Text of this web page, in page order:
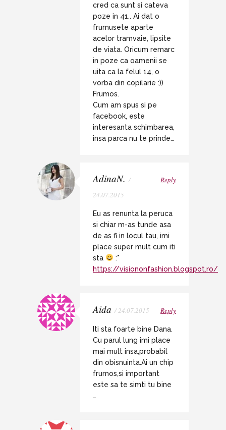
cred ca sunt si cateva
poze in 41.. Ai dat o
frumusete aparte
acelor tramvaie, lipsite
de viata. Oricum remarc
in poze ca oamenii se
uita ca la felul 14, o
vorba din copilarie :))
Frumos.
Cum am spus si pe
facebook, este
interesanta schimbarea,
insa parca nu te prinde…
AdinaN. /
24.07.2015
Reply
Eu as renunta la peruca
si chiar m-as tunde asa
de as fi in locul tau, imi
place super mult cum iti
sta
:*
https://visiononfashion.blogspot.ro/
Aida / 24.07.2015 Reply
Iti sta foarte bine Dana.
Cu parul lung imi place
mai mult insa,probabil
din obisnuinta.Ai un chip
frumos,si important
este sa te simti tu bine
…